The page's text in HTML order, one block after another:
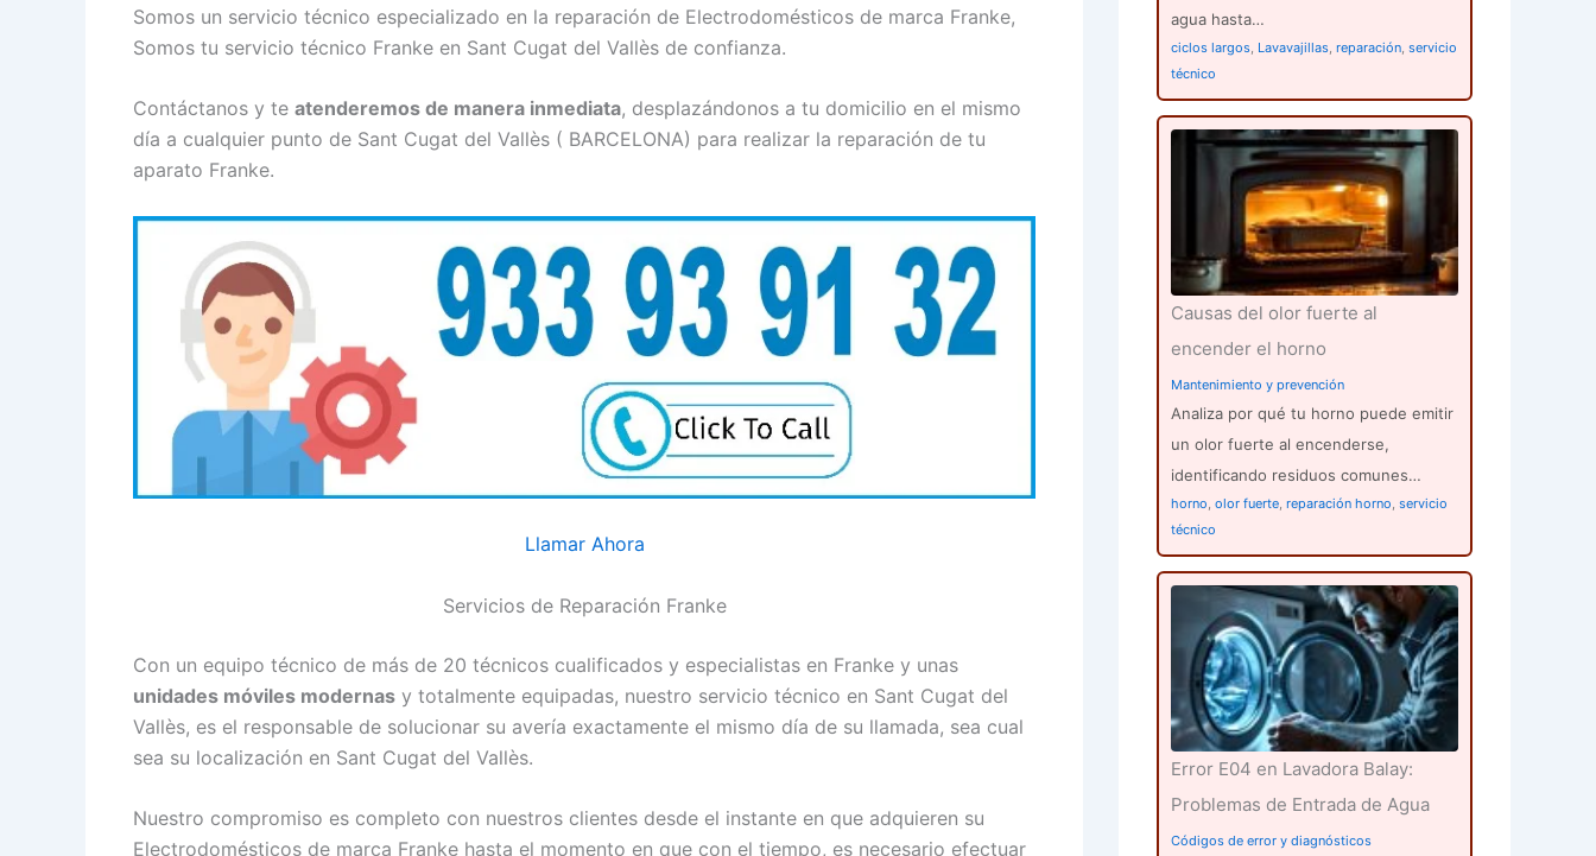
Somos un servicio técnico especializado en la reparación de Electrodomésticos de marca Franke,
Somos tu servicio técnico Franke en Sant Cugat del Vallès de confianza.
Contáctanos y te atenderemos de manera inmediata, desplazándonos a tu domicilio en el mismo
día a cualquier punto de Sant Cugat del Vallès ( BARCELONA) para realizar la reparación de tu
aparato Franke.
Llamar Ahora
Servicios de Reparación Franke
Con un equipo técnico de más de 20 técnicos cualificados y especialistas en Franke y unas
unidades móviles modernas y totalmente equipadas, nuestro servicio técnico en Sant Cugat del
Vallès, es el responsable de solucionar su avería exactamente el mismo día de su llamada, sea cual
sea su localización en Sant Cugat del Vallès.
Nuestro compromiso es completo con nuestros clientes desde el instante en que adquieren su
Electrodomésticos de marca Franke hasta el momento en que con el tiempo, es necesario efectuar
agua hasta…
ciclos largos, Lavavajillas, reparación, servicio
técnico
Causas del olor fuerte al
encender el horno
Mantenimiento y prevención
Analiza por qué tu horno puede emitir
un olor fuerte al encenderse,
identificando residuos comunes…
horno, olor fuerte, reparación horno, servicio
técnico
Error E04 en Lavadora Balay:
Problemas de Entrada de Agua
Códigos de error y diagnósticos